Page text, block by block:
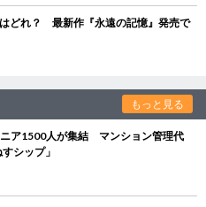
どれ？ 最新作『永遠の記憶』発売で
もっと見る
ニア1500人が集結 マンション管理代
シップ」